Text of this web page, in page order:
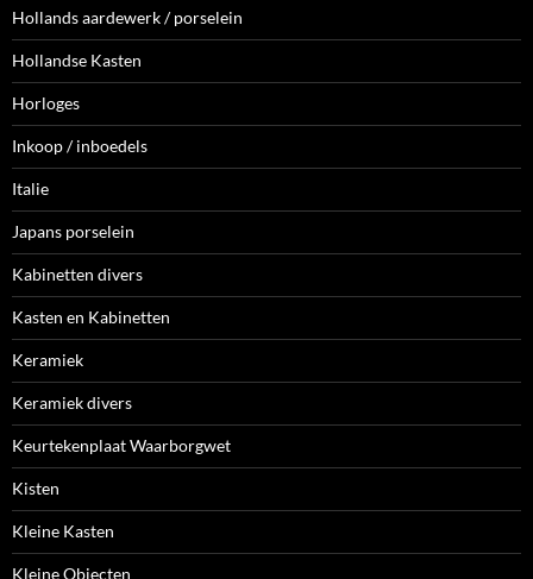
Hollands aardewerk / porselein
Hollandse Kasten
Horloges
Inkoop / inboedels
Italie
Japans porselein
Kabinetten divers
Kasten en Kabinetten
Keramiek
Keramiek divers
Keurtekenplaat Waarborgwet
Kisten
Kleine Kasten
Kleine Objecten